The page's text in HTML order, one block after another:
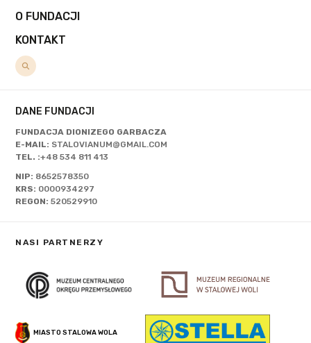
O FUNDACJI
KONTAKT
DANE FUNDACJI
FUNDACJA DIONIZEGO GARBACZA
E-MAIL: STALOVIANUM@GMAIL.COM
TEL. :+48 534 811 413
NIP: 8652578350
KRS: 0000934297
REGON:520529910
NASI PARTNERZY
MIASTO STALOWA WOLA